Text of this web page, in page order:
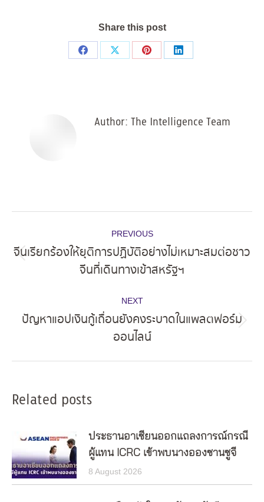
Share this post
Share
Share
Share
Share
Author: The Intelligence Team
navigation
PREVIOUS
Previous
post:
จีนเรียกร้องให้ยุติการปฏิบัติอย่างไม่เหมาะสมต่อชาว
จีนที่เดินทางเข้าสหรัฐฯ
NEXT
Next
post:
ปัญหาแอปเงินกู้เถื่อนยังคงระบาดในแพลตฟอร์ม
ออนไลน์
Related posts
ประธานอาเซียนออกแถลงการณ์กรณี
ผู้แทน ICRC เข้าพบนางอองซานซูจี
8 August 2026